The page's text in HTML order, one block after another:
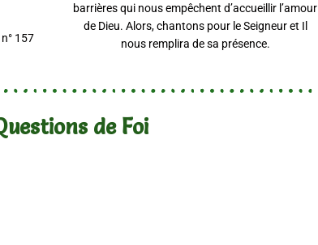
157
barrières qui nous empêchent d’accueillir l’amour
de Dieu. Alors, chantons pour le Seigneur et Il
nous remplira de sa présence.
de Foi